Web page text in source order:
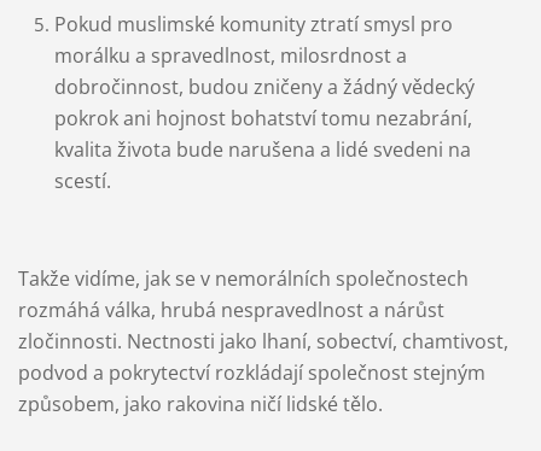
Pokud muslimské komunity ztratí smysl pro
morálku a spravedlnost, milosrdnost a
dobročinnost, budou zničeny a žádný vědecký
pokrok ani hojnost bohatství tomu nezabrání,
kvalita života bude narušena a lidé svedeni na
scestí.
Takže vidíme, jak se v nemorálních společnostech
rozmáhá válka, hrubá nespravedlnost a nárůst
zločinnosti. Nectnosti jako lhaní, sobectví, chamtivost,
podvod a pokrytectví rozkládají společnost stejným
způsobem, jako rakovina ničí lidské tělo.